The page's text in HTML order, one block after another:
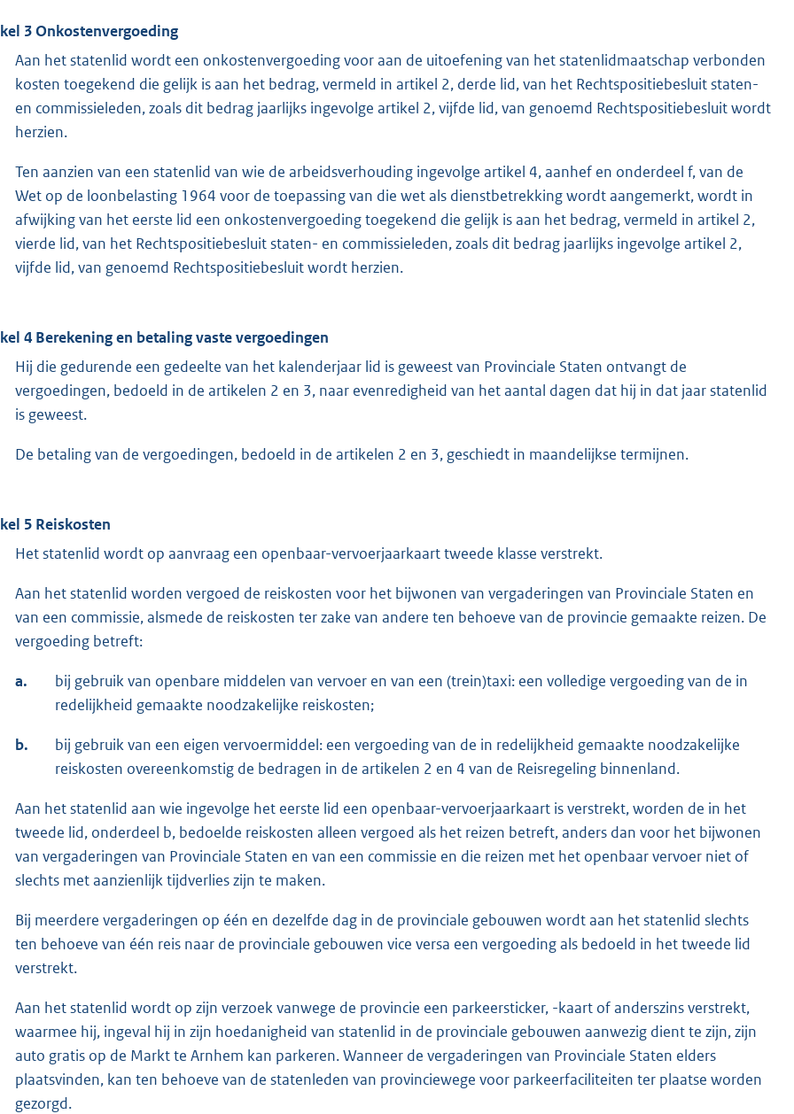
3 Onkostenvergoeding
Aan het statenlid wordt een onkostenvergoeding voor aan de uitoefening van het statenlidmaatschap verbonden
kosten toegekend die gelijk is aan het bedrag, vermeld in artikel 2, derde lid, van het Rechtspositiebesluit staten-
en commissieleden, zoals dit bedrag jaarlijks ingevolge artikel 2, vijfde lid, van genoemd Rechtspositiebesluit wordt
herzien.
Ten aanzien van een statenlid van wie de arbeidsverhouding ingevolge artikel 4, aanhef en onderdeel f, van de
Wet op de loonbelasting 1964 voor de toepassing van die wet als dienstbetrekking wordt aangemerkt, wordt in
afwijking van het eerste lid een onkostenvergoeding toegekend die gelijk is aan het bedrag, vermeld in artikel 2,
vierde lid, van het Rechtspositiebesluit staten- en commissieleden, zoals dit bedrag jaarlijks ingevolge artikel 2,
vijfde lid, van genoemd Rechtspositiebesluit wordt herzien.
4 Berekening en betaling vaste vergoedingen
Hij die gedurende een gedeelte van het kalenderjaar lid is geweest van Provinciale Staten ontvangt de
vergoedingen, bedoeld in de artikelen 2 en 3, naar evenredigheid van het aantal dagen dat hij in dat jaar statenlid
is geweest.
De betaling van de vergoedingen, bedoeld in de artikelen 2 en 3, geschiedt in maandelijkse termijnen.
5 Reiskosten
Het statenlid wordt op aanvraag een openbaar-vervoerjaarkaart tweede klasse verstrekt.
Aan het statenlid worden vergoed de reiskosten voor het bijwonen van vergaderingen van Provinciale Staten en
van een commissie, alsmede de reiskosten ter zake van andere ten behoeve van de provincie gemaakte reizen. De
vergoeding betreft:
a.
bij gebruik van openbare middelen van vervoer en van een (trein)taxi: een volledige vergoeding van de in
redelijkheid gemaakte noodzakelijke reiskosten;
b.
bij gebruik van een eigen vervoermiddel: een vergoeding van de in redelijkheid gemaakte noodzakelijke
reiskosten overeenkomstig de bedragen in de artikelen 2 en 4 van de Reisregeling binnenland.
Aan het statenlid aan wie ingevolge het eerste lid een openbaar-vervoerjaarkaart is verstrekt, worden de in het
tweede lid, onderdeel b, bedoelde reiskosten alleen vergoed als het reizen betreft, anders dan voor het bijwonen
van vergaderingen van Provinciale Staten en van een commissie en die reizen met het openbaar vervoer niet of
slechts met aanzienlijk tijdverlies zijn te maken.
Bij meerdere vergaderingen op één en dezelfde dag in de provinciale gebouwen wordt aan het statenlid slechts
ten behoeve van één reis naar de provinciale gebouwen vice versa een vergoeding als bedoeld in het tweede lid
verstrekt.
Aan het statenlid wordt op zijn verzoek vanwege de provincie een parkeersticker, -kaart of anderszins verstrekt,
waarmee hij, ingeval hij in zijn hoedanigheid van statenlid in de provinciale gebouwen aanwezig dient te zijn, zijn
auto gratis op de Markt te Arnhem kan parkeren. Wanneer de vergaderingen van Provinciale Staten elders
plaatsvinden, kan ten behoeve van de statenleden van provinciewege voor parkeerfaciliteiten ter plaatse worden
gezorgd.